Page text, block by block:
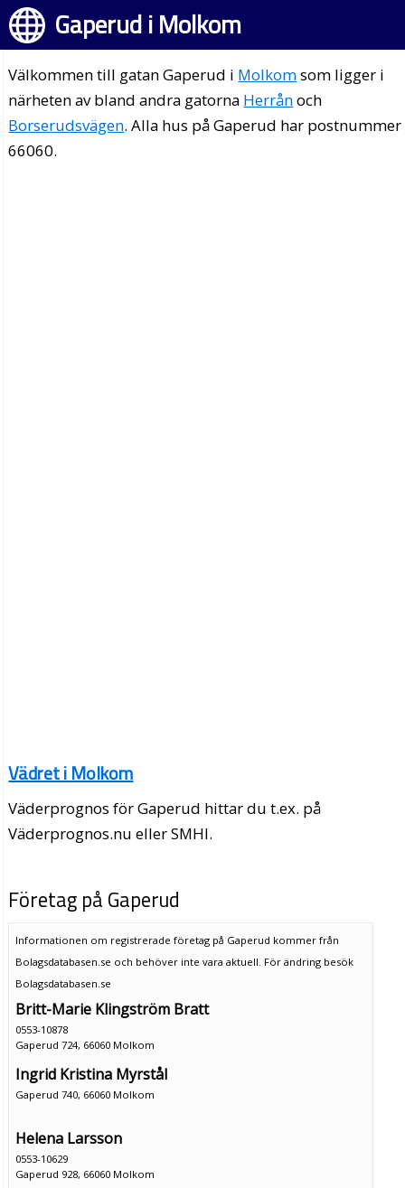
Gaperud i Molkom
Välkommen till gatan Gaperud i Molkomsom ligger i
närheten av bland andra gatorna Herrånoch
Borserudsvägen. Alla hus på Gaperud har postnummer
66060.
Vädret i Molkom
Väderprognos för Gaperud hittar du t.ex. på
Väderprognos.nu eller SMHI.
Företag på Gaperud
Informationen om registrerade företag på Gaperud kommer från
Bolagsdatabasen.se och behöver inte vara aktuell. För ändring besök
Bolagsdatabasen.se
Britt-Marie Klingström Bratt
0553-10878
Gaperud 724, 66060 Molkom
Ingrid Kristina Myrstål
Gaperud 740, 66060 Molkom
Helena Larsson
0553-10629
Gaperud 928, 66060 Molkom